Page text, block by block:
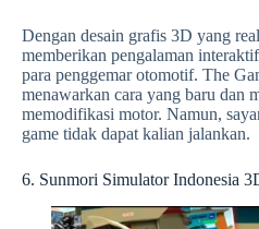
Dengan desain grafis 3D yang
memberikan pengalaman
para penggemar otomotif. The
menawarkan cara yang baru dan
memodifikasi motor. Namun,
game tidak dapat kalian jalankan.
6. Sunmori Simulator Indonesia